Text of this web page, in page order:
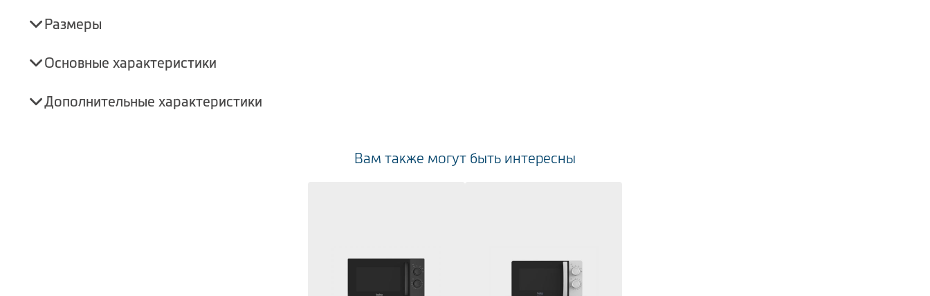
Размеры
Основные характеристики
Дополнительные характеристики
Вам также могут быть интересны